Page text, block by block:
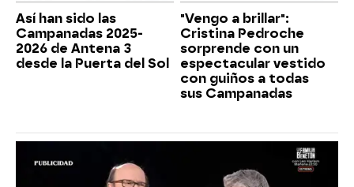
Así han sido las
Campanadas 2025-
2026 de Antena 3
desde la Puerta del Sol
"Vengo a brillar":
Cristina Pedroche
sorprende con un
espectacular vestido
con guiños a todas
sus Campanadas